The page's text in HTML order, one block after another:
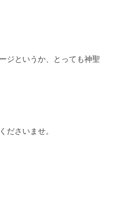
ジというか、とっても神聖
ださいませ。